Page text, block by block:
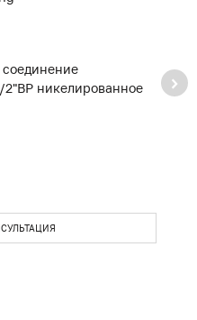
соединение
никелированное